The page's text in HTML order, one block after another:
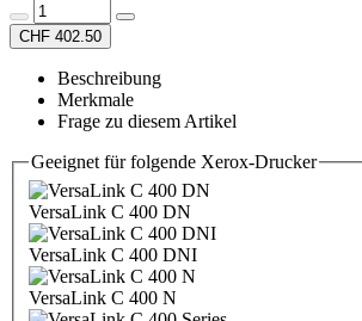
CHF 402.50
Beschreibung
Merkmale
Frage zu diesem Artikel
Geeignet für folgende Xerox-Drucker
VersaLink C 400 DN
VersaLink C 400 DNI
VersaLink C 400 N